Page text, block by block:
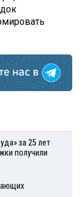
за 25 лет
получили